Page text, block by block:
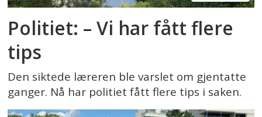
Politiet: – Vi har fått flere
tips
Den siktede læreren ble varslet om gjentatte
ganger. Nå har politiet fått flere tips i saken.